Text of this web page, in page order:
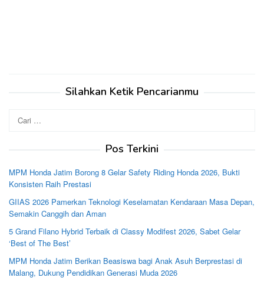
Silahkan Ketik Pencarianmu
untuk:
Pos Terkini
MPM Honda Jatim Borong 8 Gelar Safety Riding Honda 2026, Bukti
Konsisten Raih Prestasi
GIIAS 2026 Pamerkan Teknologi Keselamatan Kendaraan Masa Depan,
Semakin Canggih dan Aman
5 Grand Filano Hybrid Terbaik di Classy Modifest 2026, Sabet Gelar
‘Best of The Best’
MPM Honda Jatim Berikan Beasiswa bagi Anak Asuh Berprestasi di
Malang, Dukung Pendidikan Generasi Muda 2026